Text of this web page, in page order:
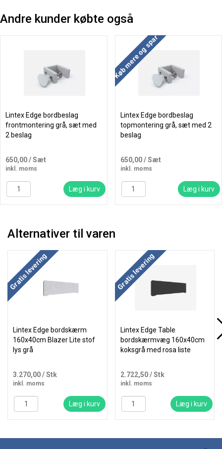
Andre kunder købte også
Lintex Edge bordbeslag
frontmontering grå, sæt med
2 beslag
650,00/ Sæt
inkl. moms
Læg i kurv
Køb mere og spar
Lintex Edge bordbeslag
topmontering grå, sæt med 2
beslag
650,00/ Sæt
inkl. moms
Læg i kurv
Alternativer til varen
Køb mere og spar
Gratis levering
Lintex Edge bordskærm
160x40cm Blazer Lite stof
lys grå
3.270,00/ Stk
inkl. moms
Læg i kurv
Køb mere og spar
Gratis levering
Lintex Edge Table
bordskærmvæg 160x40cm
koksgrå med rosa liste
2.722,50/ Stk
inkl. moms
Læg i kurv